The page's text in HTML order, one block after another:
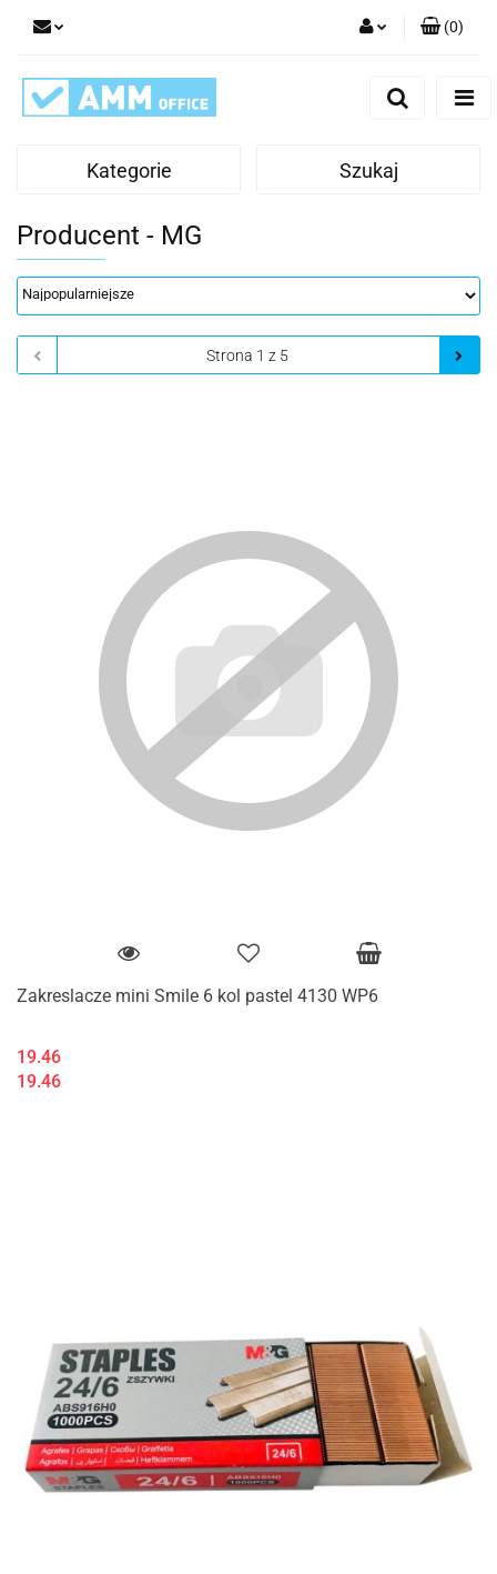
(0)
Kategorie Szukaj
Producent - MG
Zakreslacze mini Smile 6 kol pastel 4130 WP6
19.46
19.46